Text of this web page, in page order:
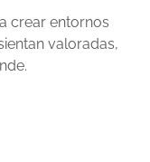
crear entornos
valoradas,